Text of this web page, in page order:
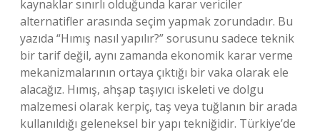
kaynaklar sınırlı olduğunda karar vericiler
alternatifler arasında seçim yapmak zorundadır. Bu
yazıda “Hımış nasıl yapılır?” sorusunu sadece teknik
bir tarif değil, aynı zamanda ekonomik karar verme
mekanizmalarının ortaya çıktığı bir vaka olarak ele
alacağız. Hımış, ahşap taşıyıcı iskeleti ve dolgu
malzemesi olarak kerpiç, taş veya tuğlanın bir arada
kullanıldığı geleneksel bir yapı tekniğidir. Türkiye’de